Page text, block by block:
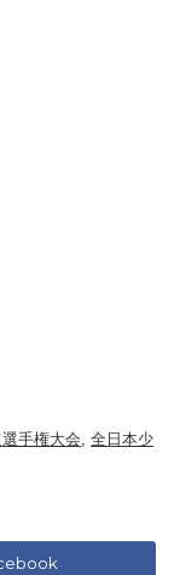
手権大会 全日本少